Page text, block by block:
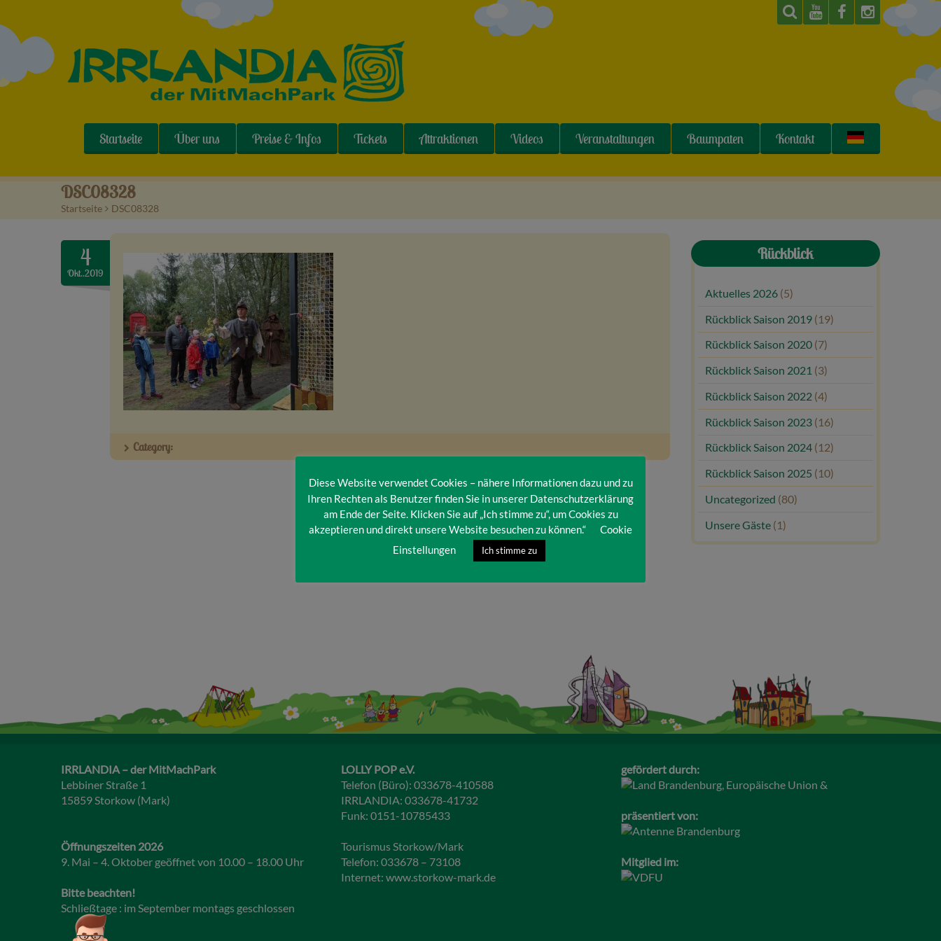
Startseite Über uns Preise & Infos Tickets Attraktionen Videos Veranstaltungen Baumpaten Kontakt
DSC08328
Startseite > DSC08328
4
Okt..2019
Category:
Rückblick
Aktuelles 2026 (5)
Rückblick Saison 2019 (19)
Rückblick Saison 2020 (7)
Rückblick Saison 2021 (3)
Rückblick Saison 2022 (4)
Rückblick Saison 2023 (16)
Rückblick Saison 2024 (12)
Rückblick Saison 2025 (10)
Uncategorized (80)
Unsere Gäste (1)
IRRLANDIA – der MitMachPark
Lebbiner Straße 1
15859 Storkow (Mark)
Öffnungszeiten 2026
9. Mai – 4. Oktober geöffnet von 10.00 – 18.00 Uhr
Bitte beachten!
Schließtage : im September montags geschlossen
LOLLY POP e.V.
Telefon (Büro): 033678-410588
IRRLANDIA: 033678-41732
Funk: 0151-10785433
Tourismus Storkow/Mark
Telefon: 033678 – 73108
Internet: www.storkow-mark.de
gefördert durch:
präsentiert von:
Mitglied im:
Diese Website verwendet Cookies – nähere Informationen dazu und zu
Ihren Rechten als Benutzer finden Sie in unserer Datenschutzerklärung
am Ende der Seite. Klicken Sie auf „Ich stimme zu“, um Cookies zu
akzeptieren und direkt unsere Website besuchen zu können.“
Cookie
Einstellungen
Ich stimme zu